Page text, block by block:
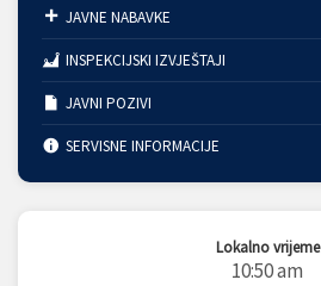
JAVNE NABAVKE
INSPEKCIJSKI IZVJEŠTAJI
JAVNI POZIVI
SERVISNE INFORMACIJE
Lokalno vrijeme
10:50 am